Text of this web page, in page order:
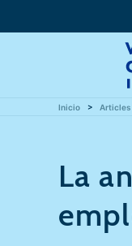
Inicio Articles
La